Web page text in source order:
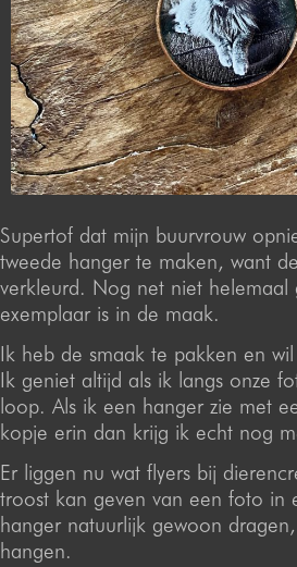
Supertof dat mijn buurvrouw
tweede hanger te maken, want
verkleurd. Nog net niet
exemplaar is in de maak.
Ik heb de smaak te pakken en
Ik geniet altijd als ik langs onze
loop. Als ik een hanger zie met
kopje erin dan krijg ik echt nog
Er liggen nu wat flyers bij
troost kan geven van een foto in
hanger natuurlijk gewoon
hangen.